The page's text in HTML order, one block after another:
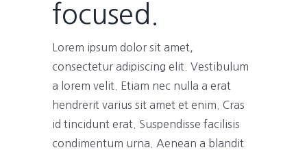
focused.
Lorem ipsum dolor sit amet,
consectetur adipiscing elit. Vestibulum
a lorem velit. Etiam nec nulla a erat
hendrerit varius sit amet et enim. Cras
id tincidunt erat. Suspendisse facilisis
condimentum urna. Aenean a blandit